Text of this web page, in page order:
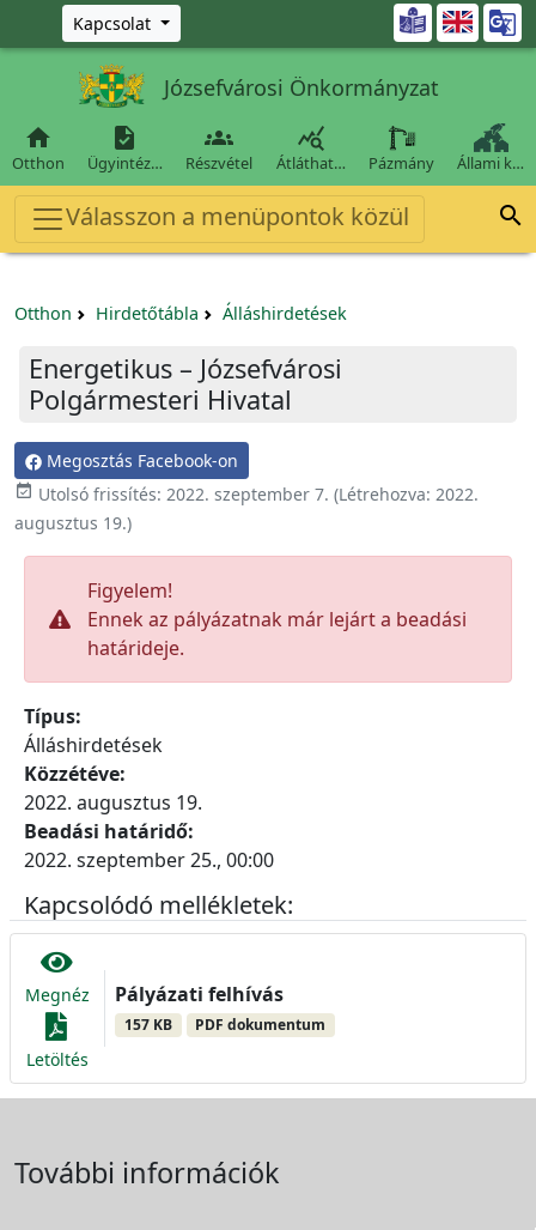
Ugrás a fő tartalomra
Kapcsolat 
Józsefvárosi Önkormányzat

Otthon

Ügyintéz…

Részvétel

Átláthat… Pázmány Állami k…
Válasszon a menüpontok közül 
Otthon Hirdetőtábla Álláshirdetések
Energetikus – Józsefvárosi
Polgármesteri Hivatal
Megosztás Facebook-on
 Utolsó frissítés: 2022. szeptember 7. (Létrehozva: 2022.
augusztus 19.)
Figyelem!
Ennek az pályázatnak már lejárt a beadási
határideje.
Típus:
Álláshirdetések
Közzétéve:
2022. augusztus 19.
Beadási határidő:
2022. szeptember 25., 00:00
Kapcsolódó mellékletek:
Megnéz
Letöltés
Pályázati felhívás
157 KB PDF dokumentum
További információk